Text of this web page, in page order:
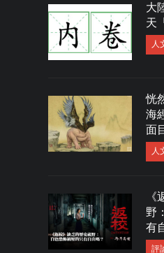
大
天
人
恍
海
面
人
《
野
有
評